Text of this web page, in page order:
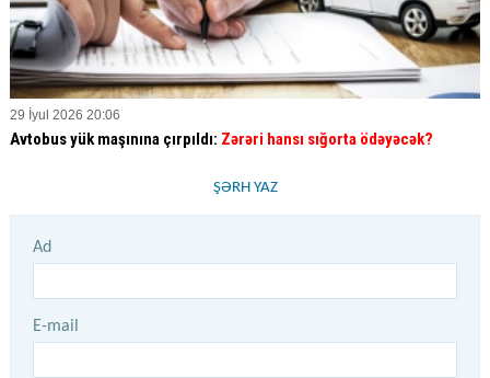
29 İyul 2026 20:06
Avtobus yük maşınına çırpıldı: Zərəri hansı sığorta ödəyəcək?
ŞƏRH YAZ
Ad
E-mail